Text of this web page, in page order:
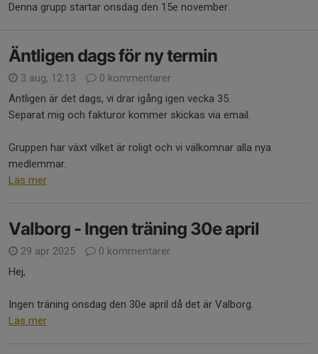
Denna grupp startar onsdag den 15e november.
Äntligen dags för ny termin
3 aug, 12:13
0 kommentarer
Äntligen är det dags, vi drar igång igen vecka 35.
Separat mig och fakturor kommer skickas via email.
Gruppen har växt vilket är roligt och vi välkomnar alla nya
medlemmar.
Läs mer
Valborg - Ingen träning 30e april
29 apr 2025
0 kommentarer
Hej,
Ingen träning onsdag den 30e april då det är Valborg.
Läs mer